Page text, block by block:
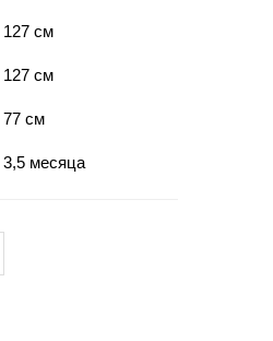
127 см
127 см
77 см
3,5 месяца